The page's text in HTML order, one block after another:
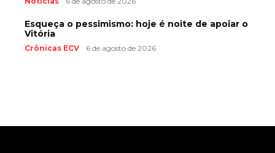
Esqueça o pessimismo: hoje é noite de apoiar o
Vitória
Crônicas ECV 6 de agosto de 2026